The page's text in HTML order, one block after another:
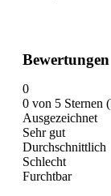
Bewertungen
0
0 von 5 Sternen
Ausgezeichnet
Sehr gut
Durchschnittlich
Schlecht
Furchtbar